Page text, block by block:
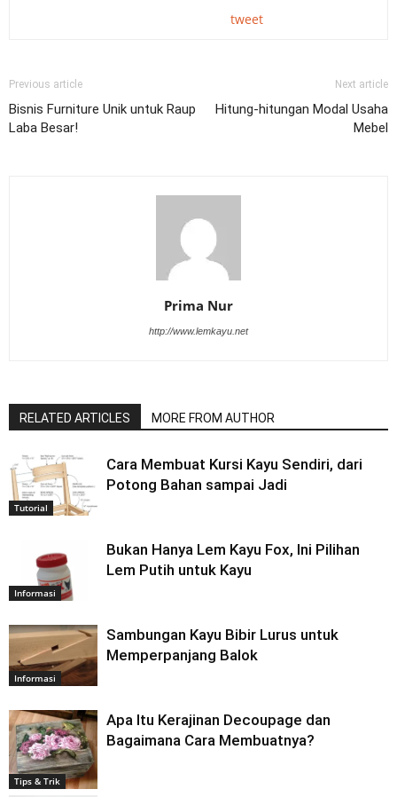
tweet
Previous article
Bisnis Furniture Unik untuk Raup
Laba Besar!
Next article
Hitung-hitungan Modal Usaha
Mebel
Prima Nur
http://www.lemkayu.net
RELATED ARTICLES MORE FROM AUTHOR
Tutorial
Cara Membuat Kursi Kayu Sendiri, dari
Potong Bahan sampai Jadi
Informasi
Bukan Hanya Lem Kayu Fox, Ini Pilihan
Lem Putih untuk Kayu
Informasi
Sambungan Kayu Bibir Lurus untuk
Memperpanjang Balok
Tips & Trik
Apa Itu Kerajinan Decoupage dan
Bagaimana Cara Membuatnya?